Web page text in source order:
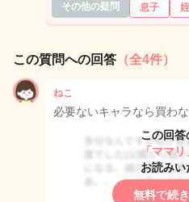
その他の疑問
息子
この質問への回答 （全4件）
ねこ
必要ないキャラなら買わ
この回
「ママリ
お読みい
無料で続